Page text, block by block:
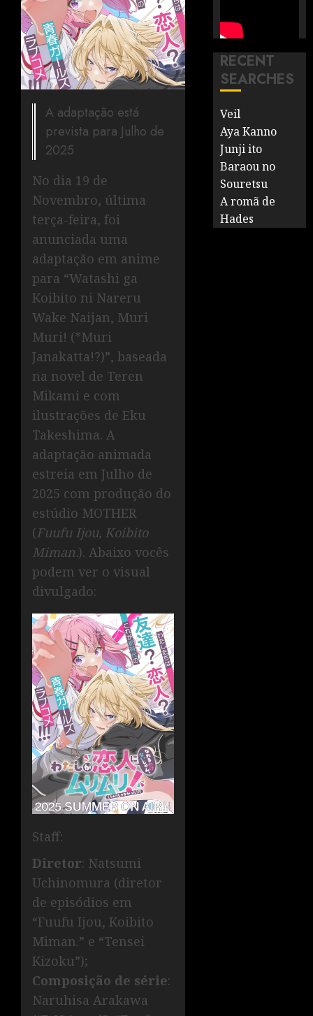
A adaptação está
prevista para Julho de
2025
No dia 19 de
Novembro, última
terça-feira, foi
anunciada uma
adaptação em anime
para “Watashi ga
Koibito ni Nareru
Wake Naijan, Muri
Muri! (*Muri
Janakatta!?)”, baseada
na novel de Teren
Mikami e com
ilustrações de Eku
Takeshima. A
adaptação animada
estreia em Julho de
2025 com produção do
estúdio MOTHER
(Fuufu Ijou, Koibito
Miman.). Abaixo vocês
podem ver o visual
divulgado:
Staff:
Diretor: Natsumi
Uchinomura (diretor
de episódios em
“Fuufu Ijou, Koibito
Miman.” e “Tensei
Kizoku”);
Composição de série:
Naruhisa Arakawa
RECENT
SEARCHES
Veil
Aya Kanno
Junji ito
Baraou no
Souretsu
A romã de
Hades